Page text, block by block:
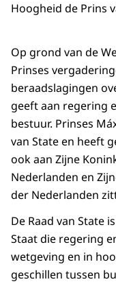
Hoogheid de Prins
Op grond van de
Prinses
beraadslagingen
geeft aan regering
bestuur. Prinses
van State en heeft
ook aan Zijne
Nederlanden en
der Nederlanden
De Raad van State
Staat die regering
wetgeving en in
geschillen tussen